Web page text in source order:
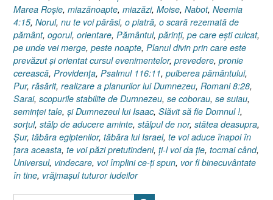
Marea Roşie, miazănoapte, miazăzi, Moise, Nabot, Neemia
4:15, Norul, nu te voi părăsi, o piatră, o scară rezemată de
pământ, ogorul, orientare, Pământul, părinţi, pe care eşti culcat,
pe unde vei merge, peste noapte, Planul divin prin care este
prevăzut și orientat cursul evenimentelor, prevedere, pronie
cerească, Providenţa, Psalmul 116:11, pulberea pământului,
Pur, răsărit, realizare a planurilor lui Dumnezeu, Romani 8:28,
Sarai, scopurile stabilite de Dumnezeu, se coborau, se suiau,
seminţei tale, şi Dumnezeul lui Isaac, Slăvit să fie Domnul !,
sorţul, stâlp de aducere aminte, stâlpul de nor, stătea deasupra,
Şur, tăbăra egiptenilor, tăbăra lui Israel, te voi aduce înapoi în
ţara aceasta, te voi păzi pretutindeni, ţi-l voi da ţie, tocmai când,
Universul, vindecare, voi împlini ce-ţi spun, vor fi binecuvântate
în tine, vrăjmaşul tuturor iudeilor